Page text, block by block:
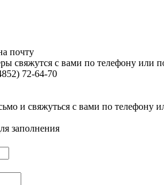
почту
свяжутся с вами по телефону или
72-64-70
и свяжуться с вами по телефону
заполнения